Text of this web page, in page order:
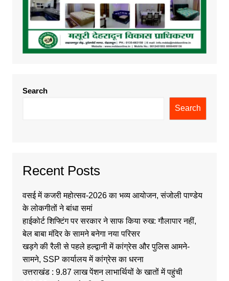
Search
Search
Recent Posts
वसई में कजरी महोत्सव-2026 का भव्य आयोजन, संजोली पाण्डेय
के लोकगीतों ने बांधा समां
हाईकोर्ट शिफ्टिंग पर सरकार ने साफ किया रुख: गौलापार नहीं,
बेल बाबा मंदिर के सामने बनेगा नया परिसर
खड़गे की रैली से पहले हल्द्वानी में कांग्रेस और पुलिस आमने-
सामने, SSP कार्यालय में कांग्रेस का धरना
उत्तराखंड : 9.87 लाख पेंशन लाभार्थियों के खातों में पहुंची